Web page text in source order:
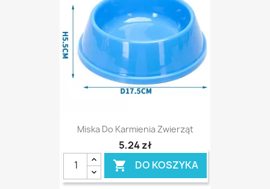
Miska Do Karmienia Zwierząt
5,24 zł
 DO KOSZYKA